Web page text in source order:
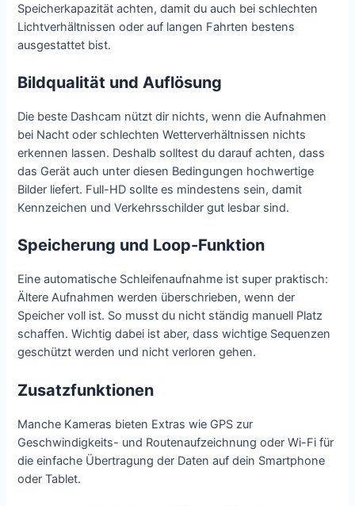
Speicherkapazität achten, damit du auch bei schlechten
Lichtverhältnissen oder auf langen Fahrten bestens
ausgestattet bist.
Bildqualität und Auflösung
Die beste Dashcam nützt dir nichts, wenn die Aufnahmen
bei Nacht oder schlechten Wetterverhältnissen nichts
erkennen lassen. Deshalb solltest du darauf achten, dass
das Gerät auch unter diesen Bedingungen hochwertige
Bilder liefert. Full-HD sollte es mindestens sein, damit
Kennzeichen und Verkehrsschilder gut lesbar sind.
Speicherung und Loop-Funktion
Eine automatische Schleifenaufnahme ist super praktisch:
Ältere Aufnahmen werden überschrieben, wenn der
Speicher voll ist. So musst du nicht ständig manuell Platz
schaffen. Wichtig dabei ist aber, dass wichtige Sequenzen
geschützt werden und nicht verloren gehen.
Zusatzfunktionen
Manche Kameras bieten Extras wie GPS zur
Geschwindigkeits- und Routenaufzeichnung oder Wi-Fi für
die einfache Übertragung der Daten auf dein Smartphone
oder Tablet.